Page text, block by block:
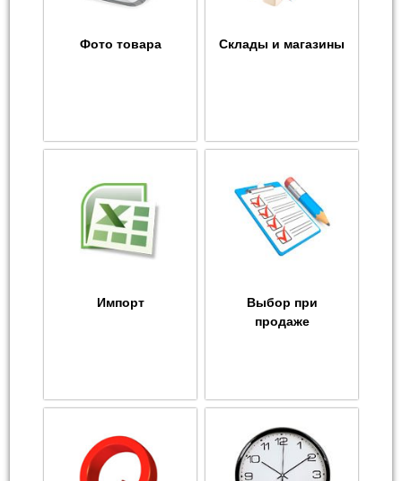
Фото товара Склады и магазины
Импорт
Выбор при
продаже